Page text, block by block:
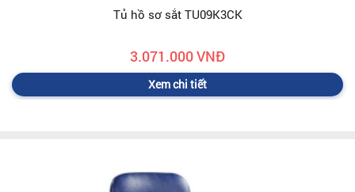
Tủ hồ sơ sắt TU09K3CK
3.071.000 VNĐ
Xem chi tiết